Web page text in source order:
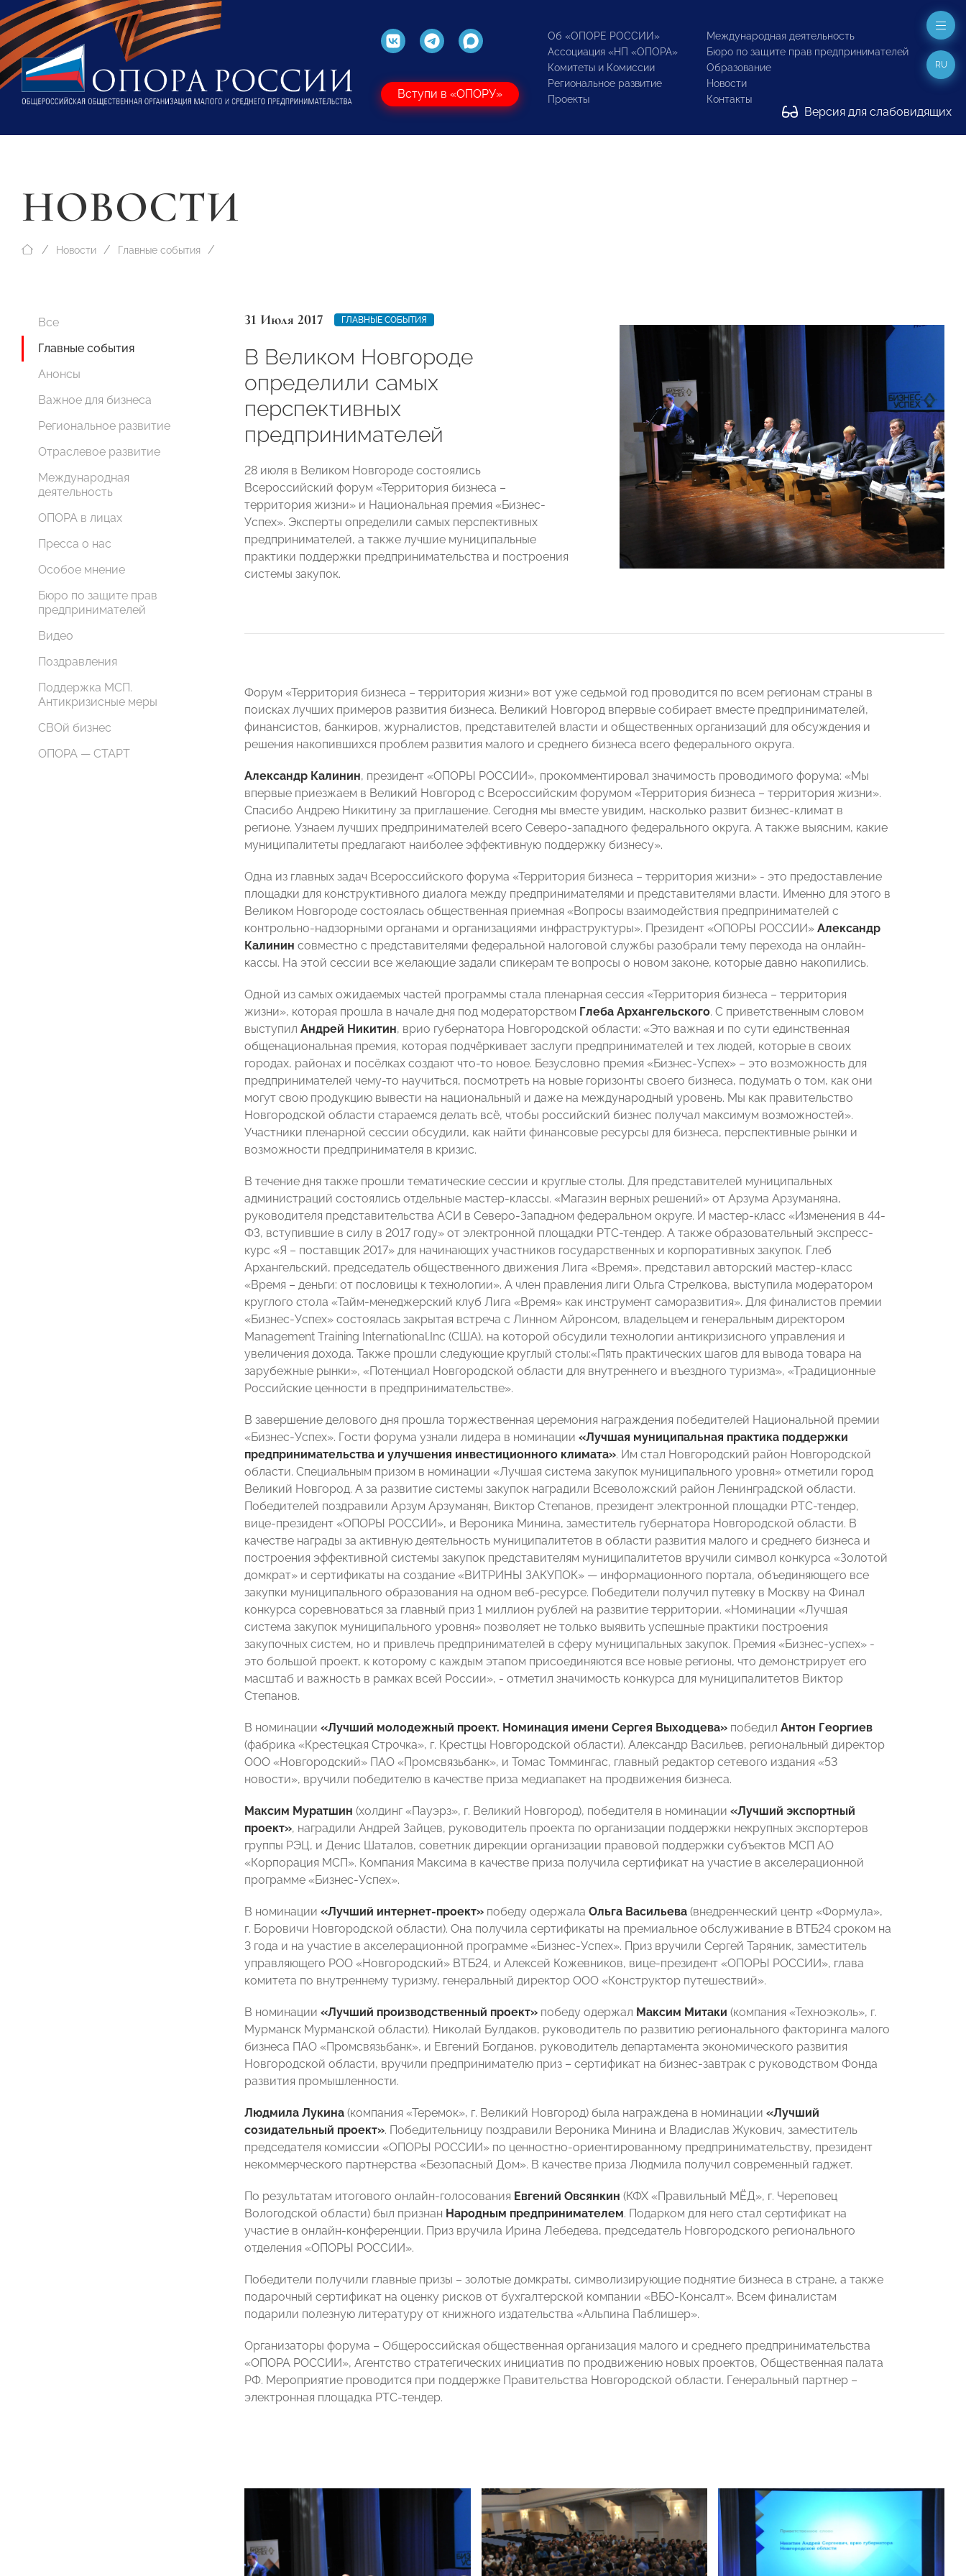
Вступи в «ОПОРУ»
Об «ОПОРЕ РОССИИ»
Ассоциация «НП «ОПОРА»
Комитеты и Комиссии
Региональное развитие
Проекты
Международная деятельность
Бюро по защите прав предпринимателей
Образование
Новости
Контакты
Версия для слабовидящих
RU
НОВОСТИ
Новости Главные события
Все
Главные события
Анонсы
Важное для бизнеса
Региональное развитие
Отраслевое развитие
Международная
деятельность
ОПОРА в лицах
Пресса о нас
Особое мнение
Бюро по защите прав
предпринимателей
Видео
Поздравления
Поддержка МСП.
Антикризисные меры
СВОй бизнес
ОПОРА — СТАРТ
31 Июля 2017 ГЛАВНЫЕ СОБЫТИЯ
В Великом Новгороде
определили самых
перспективных
предпринимателей
28 июля в Великом Новгороде состоялись
Всероссийский форум «Территория бизнеса –
территория жизни» и Национальная премия «Бизнес-
Успех». Эксперты определили самых перспективных
предпринимателей, а также лучшие муниципальные
практики поддержки предпринимательства и построения
системы закупок.
Форум «Территория бизнеса – территория жизни» вот уже седьмой год проводится по всем регионам страны в
поисках лучших примеров развития бизнеса. Великий Новгород впервые собирает вместе предпринимателей,
финансистов, банкиров, журналистов, представителей власти и общественных организаций для обсуждения и
решения накопившихся проблем развития малого и среднего бизнеса всего федерального округа.
Александр Калинин, президент «ОПОРЫ РОССИИ», прокомментировал значимость проводимого форума: «Мы
впервые приезжаем в Великий Новгород с Всероссийским форумом «Территория бизнеса – территория жизни».
Спасибо Андрею Никитину за приглашение. Сегодня мы вместе увидим, насколько развит бизнес-климат в
регионе. Узнаем лучших предпринимателей всего Северо-западного федерального округа. А также выясним, какие
муниципалитеты предлагают наиболее эффективную поддержку бизнесу».
Одна из главных задач Всероссийского форума «Территория бизнеса – территория жизни» - это предоставление
площадки для конструктивного диалога между предпринимателями и представителями власти. Именно для этого в
Великом Новгороде состоялась общественная приемная «Вопросы взаимодействия предпринимателей с
контрольно-надзорными органами и организациями инфраструктуры». Президент «ОПОРЫ РОССИИ» Александр
Калинин совместно с представителями федеральной налоговой службы разобрали тему перехода на онлайн-
кассы. На этой сессии все желающие задали спикерам те вопросы о новом законе, которые давно накопились.
Одной из самых ожидаемых частей программы стала пленарная сессия «Территория бизнеса – территория
жизни», которая прошла в начале дня под модераторством Глеба Архангельского. С приветственным словом
выступил Андрей Никитин, врио губернатора Новгородской области: «Это важная и по сути единственная
общенациональная премия, которая подчёркивает заслуги предпринимателей и тех людей, которые в своих
городах, районах и посёлках создают что-то новое. Безусловно премия «Бизнес-Успех» – это возможность для
предпринимателей чему-то научиться, посмотреть на новые горизонты своего бизнеса, подумать о том, как они
могут свою продукцию вывести на национальный и даже на международный уровень. Мы как правительство
Новгородской области стараемся делать всё, чтобы российский бизнес получал максимум возможностей».
Участники пленарной сессии обсудили, как найти финансовые ресурсы для бизнеса, перспективные рынки и
возможности предпринимателя в кризис.
В течение дня также прошли тематические сессии и круглые столы. Для представителей муниципальных
администраций состоялись отдельные мастер-классы. «Магазин верных решений» от Арзума Арзуманяна,
руководителя представительства АСИ в Северо-Западном федеральном округе. И мастер-класс «Изменения в 44-
ФЗ, вступившие в силу в 2017 году» от электронной площадки РТС-тендер. А также образовательный экспресс-
курс «Я – поставщик 2017» для начинающих участников государственных и корпоративных закупок. Глеб
Архангельский, председатель общественного движения Лига «Время», представил авторский мастер-класс
«Время – деньги: от пословицы к технологии». А член правления лиги Ольга Стрелкова, выступила модератором
круглого стола «Тайм-менеджерский клуб Лига «Время» как инструмент саморазвития». Для финалистов премии
«Бизнес-Успех» состоялась закрытая встреча с Линном Айронсом, владельцем и генеральным директором
Management Training International.Inc (США), на которой обсудили технологии антикризисного управления и
увеличения дохода. Также прошли следующие круглый столы:«Пять практических шагов для вывода товара на
зарубежные рынки», «Потенциал Новгородской области для внутреннего и въездного туризма», «Традиционные
Российские ценности в предпринимательстве».
В завершение делового дня прошла торжественная церемония награждения победителей Национальной премии
«Бизнес-Успех». Гости форума узнали лидера в номинации «Лучшая муниципальная практика поддержки
предпринимательства и улучшения инвестиционного климата». Им стал Новгородский район Новгородской
области. Специальным призом в номинации «Лучшая система закупок муниципального уровня» отметили город
Великий Новгород. А за развитие системы закупок наградили Всеволожский район Ленинградской области.
Победителей поздравили Арзум Арзуманян, Виктор Степанов, президент электронной площадки РТС-тендер,
вице-президент «ОПОРЫ РОССИИ», и Вероника Минина, заместитель губернатора Новгородской области. В
качестве награды за активную деятельность муниципалитетов в области развития малого и среднего бизнеса и
построения эффективной системы закупок представителям муниципалитетов вручили символ конкурса «Золотой
домкрат» и сертификаты на создание «ВИТРИНЫ ЗАКУПОК» — информационного портала, объединяющего все
закупки муниципального образования на одном веб-ресурсе. Победители получил путевку в Москву на Финал
конкурса соревноваться за главный приз 1 миллион рублей на развитие территории. «Номинации «Лучшая
система закупок муниципального уровня» позволяет не только выявить успешные практики построения
закупочных систем, но и привлечь предпринимателей в сферу муниципальных закупок. Премия «Бизнес-успех» -
это большой проект, к которому с каждым этапом присоединяются все новые регионы, что демонстрирует его
масштаб и важность в рамках всей России», - отметил значимость конкурса для муниципалитетов Виктор
Степанов.
В номинации «Лучший молодежный проект. Номинация имени Сергея Выходцева» победил Антон Георгиев
(фабрика «Крестецкая Строчка», г. Крестцы Новгородской области). Александр Васильев, региональный директор
ООО «Новгородский» ПАО «Промсвязьбанк», и Томас Томмингас, главный редактор сетевого издания «53
новости», вручили победителю в качестве приза медиапакет на продвижения бизнеса.
Максим Муратшин (холдинг «Пауэрз», г. Великий Новгород), победителя в номинации «Лучший экспортный
проект», наградили Андрей Зайцев, руководитель проекта по организации поддержки некрупных экспортеров
группы РЭЦ, и Денис Шаталов, советник дирекции организации правовой поддержки субъектов МСП АО
«Корпорация МСП». Компания Максима в качестве приза получила сертификат на участие в акселерационной
программе «Бизнес-Успех».
В номинации «Лучший интернет-проект» победу одержала Ольга Васильева (внедренческий центр «Формула»,
г. Боровичи Новгородской области). Она получила сертификаты на премиальное обслуживание в ВТБ24 сроком на
3 года и на участие в акселерационной программе «Бизнес-Успех». Приз вручили Сергей Таряник, заместитель
управляющего РОО «Новгородский» ВТБ24, и Алексей Кожевников, вице-президент «ОПОРЫ РОССИИ», глава
комитета по внутреннему туризму, генеральный директор ООО «Конструктор путешествий».
В номинации «Лучший производственный проект» победу одержал Максим Митаки (компания «Техноэколь», г.
Мурманск Мурманской области). Николай Булдаков, руководитель по развитию регионального факторинга малого
бизнеса ПАО «Промсвязьбанк», и Евгений Богданов, руководитель департамента экономического развития
Новгородской области, вручили предпринимателю приз – сертификат на бизнес-завтрак с руководством Фонда
развития промышленности.
Людмила Лукина (компания «Теремок», г. Великий Новгород) была награждена в номинации «Лучший
созидательный проект». Победительницу поздравили Вероника Минина и Владислав Жукович, заместитель
председателя комиссии «ОПОРЫ РОССИИ» по ценностно-ориентированному предпринимательству, президент
некоммерческого партнерства «Безопасный Дом». В качестве приза Людмила получил современный гаджет.
По результатам итогового онлайн-голосования Евгений Овсянкин (КФХ «Правильный МЁД», г. Череповец
Вологодской области) был признан Народным предпринимателем. Подарком для него стал сертификат на
участие в онлайн-конференции. Приз вручила Ирина Лебедева, председатель Новгородского регионального
отделения «ОПОРЫ РОССИИ».
Победители получили главные призы – золотые домкраты, символизирующие поднятие бизнеса в стране, а также
подарочный сертификат на оценку рисков от бухгалтерской компании «ВБО-Консалт». Всем финалистам
подарили полезную литературу от книжного издательства «Альпина Паблишер».
Организаторы форума – Общероссийская общественная организация малого и среднего предпринимательства
«ОПОРА РОССИИ», Агентство стратегических инициатив по продвижению новых проектов, Общественная палата
РФ. Мероприятие проводится при поддержке Правительства Новгородской области. Генеральный партнер –
электронная площадка РТС-тендер.